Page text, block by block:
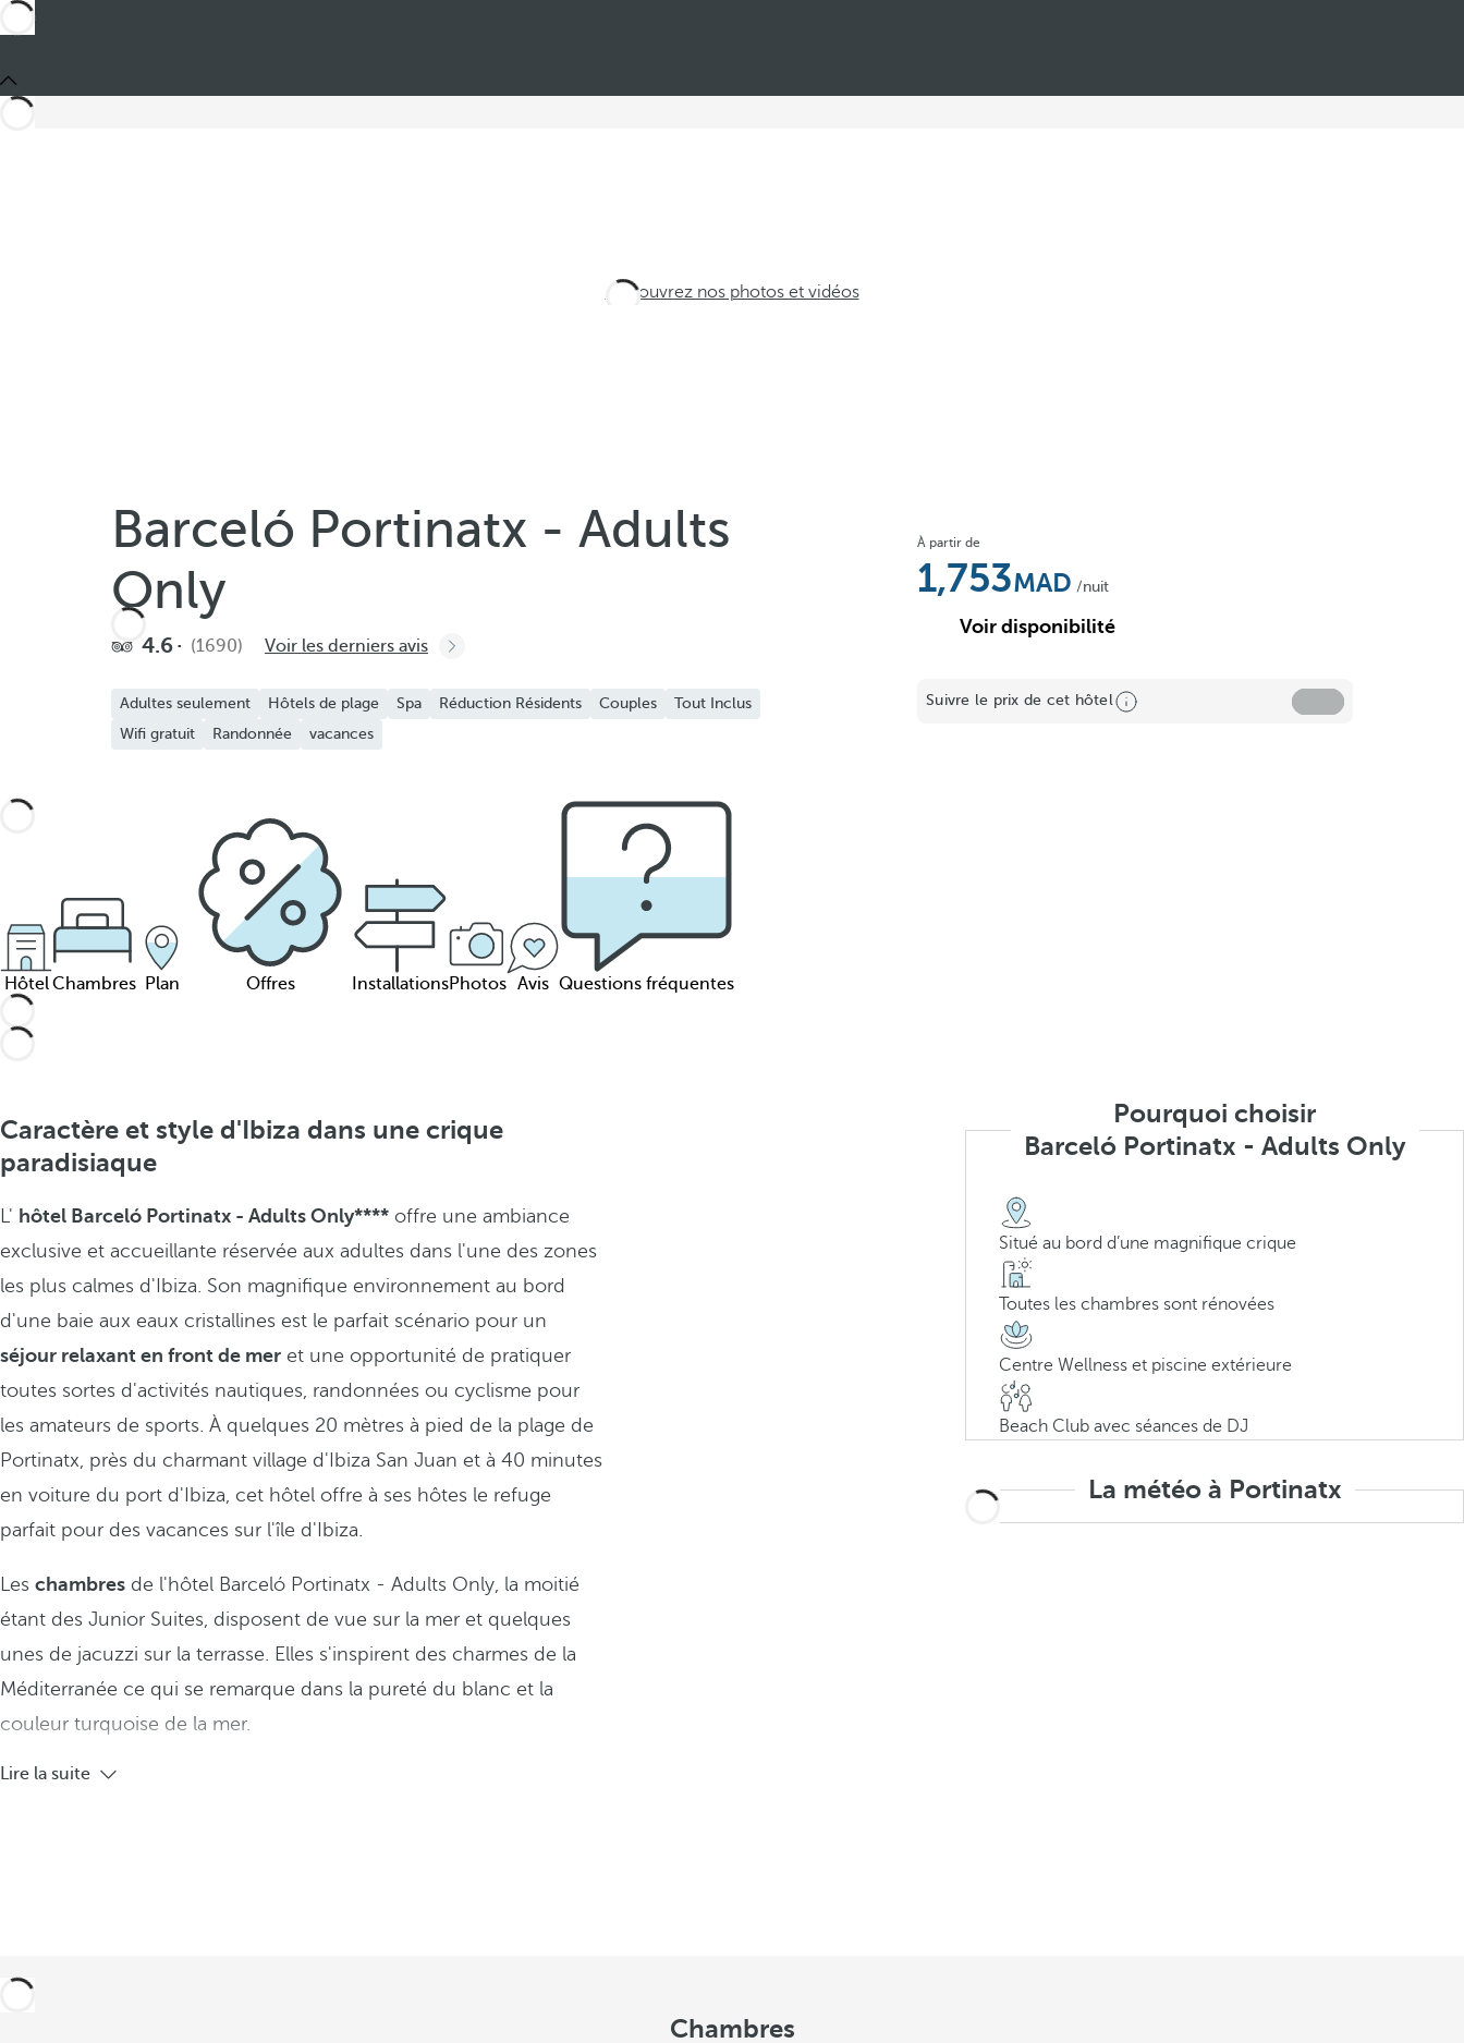
Découvrez nos photos et vidéos
À partir de
1,753 /nuit
Voir disponibilité
Suivre le prix de cet hôtel
Barceló Portinatx - Adults
Only
4.6 (1690) Voir les derniers avis
Adultes seulement Hôtels de plage Spa Réduction Résidents Couples
Tout Inclus
Wifi gratuit
Randonnée vacances
HôtelChambres Plan Offres InstallationsPhotos Avis Questions fréquentes
Caractère et style d'Ibiza dans une crique
paradisiaque
L' hôtel Barceló Portinatx - Adults Only**** offre une ambiance
exclusive et accueillante réservée aux adultes dans l'une des zones
les plus calmes d'Ibiza. Son magnifique environnement au bord
d'une baie aux eaux cristallines est le parfait scénario pour un
séjour relaxant en front de mer et une opportunité de pratiquer
toutes sortes d'activités nautiques, randonnées ou cyclisme pour
les amateurs de sports. À quelques 20 mètres à pied de la plage de
Portinatx, près du charmant village d'Ibiza San Juan et à 40 minutes
en voiture du port d'Ibiza, cet hôtel offre à ses hôtes le refuge
parfait pour des vacances sur l'île d'Ibiza.
Les chambres de l'hôtel Barceló Portinatx - Adults Only, la moitié
étant des Junior Suites, disposent de vue sur la mer et quelques
unes de jacuzzi sur la terrasse. Elles s'inspirent des charmes de la
Méditerranée ce qui se remarque dans la pureté du blanc et la
couleur turquoise de la mer.
Lire la suite
Pourquoi choisir
Barceló Portinatx - Adults Only
Situé au bord d’une magnifique crique
Toutes les chambres sont rénovées
Centre Wellness et piscine extérieure
Beach Club avec séances de DJ
La météo à Portinatx
Chambres